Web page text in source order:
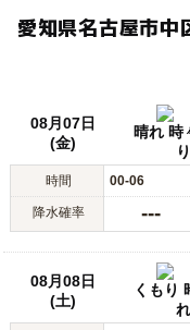
愛知県名古屋市中
08月07日
(金)
晴れ 時
り
時間 00-06
降水確率 ---
08月08日
(土)
くもり
れ